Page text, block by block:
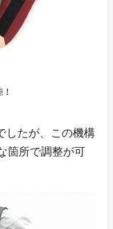
したが、この機構
箇所で調整が可